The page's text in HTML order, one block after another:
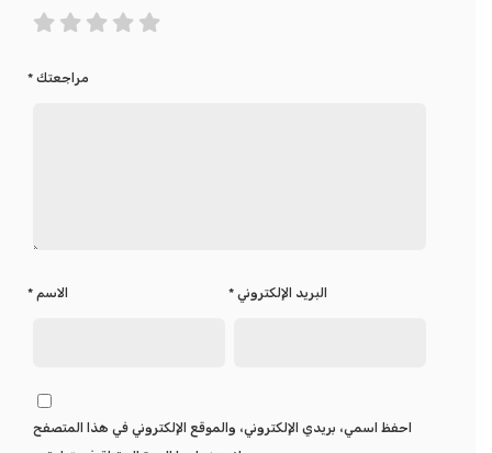
مراجعتك *
الاسم * البريد الإلكتروني*
احفظ اسمي، بريدي الإلكتروني، والموقع الإلكتروني في هذا المتصفح